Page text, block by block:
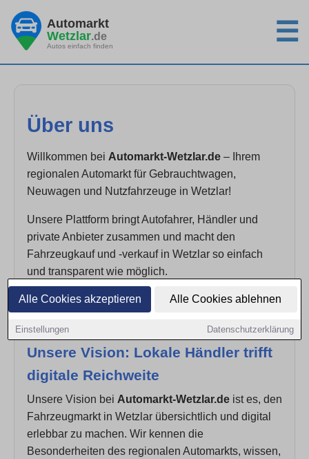
Alle Cookies akzeptieren Alle Cookies ablehnen
Einstellungen Datenschutzerklärung
Automarkt
Wetzlar.de
Autos einfach finden ☰
Über uns
Willkommen bei Automarkt-Wetzlar.de – Ihrem
regionalen Automarkt für Gebrauchtwagen,
Neuwagen und Nutzfahrzeuge in Wetzlar!
Unsere Plattform bringt Autofahrer, Händler und
private Anbieter zusammen und macht den
Fahrzeugkauf und -verkauf in Wetzlar so einfach
und transparent wie möglich.
Unsere Vision: Lokale Händler trifft
digitale Reichweite
Unsere Vision bei Automarkt-Wetzlar.de ist es, den
Fahrzeugmarkt in Wetzlar übersichtlich und digital
erlebbar zu machen. Wir kennen die
Besonderheiten des regionalen Automarkts, wissen,